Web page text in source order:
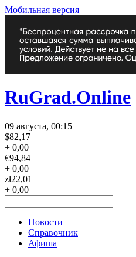
Мобильная версия
RuGrad.Online
09 августа, 00:15
$82,17
+ 0,00
€94,84
+ 0,00
zł22,01
+ 0,00
Новости
Справочник
Афиша